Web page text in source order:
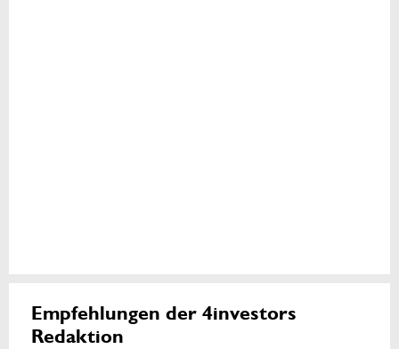
Empfehlungen der 4investors
Redaktion